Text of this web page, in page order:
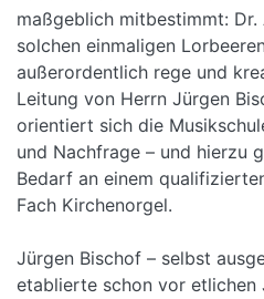
maßgeblich mitbestimmt: Dr.
solchen einmaligen
außerordentlich rege und
Leitung von Herrn Jürgen
orientiert sich die
und Nachfrage – und hierzu
Bedarf an einem
Fach Kirchenorgel.
Jürgen Bischof – selbst
etablierte schon vor etlichen